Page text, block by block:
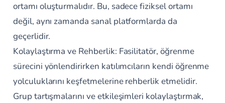
ortamı oluşturmalıdır. Bu, sadece fiziksel ortamı
değil, aynı zamanda sanal platformlarda da
geçerlidir.
Kolaylaştırma ve Rehberlik: Fasilitatör, öğrenme
sürecini yönlendirirken katılımcıların kendi öğrenme
yolculuklarını keşfetmelerine rehberlik etmelidir.
Grup tartışmalarını ve etkileşimleri kolaylaştırmak,